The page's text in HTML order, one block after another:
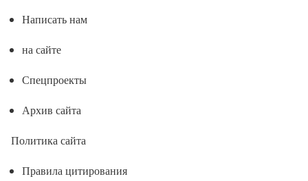
Написать нам
на сайте
Спецпроекты
Архив сайта
Политика сайта
Правила цитирования